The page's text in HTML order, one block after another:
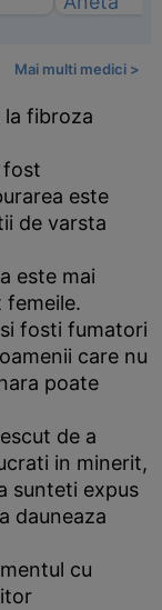
Mai multi medici >
la fibroza
fost
este
de varsta
este mai
femeile.
fosti fumatori
care nu
poate
de a
in minerit,
sunteti expus
dauneaza
cu